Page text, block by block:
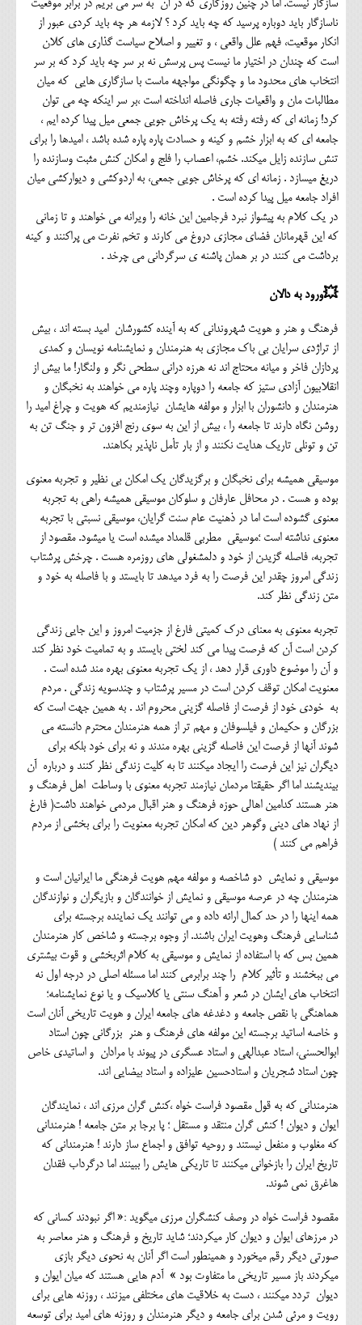
سازگار نیست. اما در چنین روزگاری که در آن به سر می بریم در برابر موقعیت
ناسازگار باید دوباره پرسید که چه باید کرد ؟ لازمه هر چه باید کردی عبور از
انکار موقعیت، فهم علل واقعی ، و تغییر و اصلاح سیاست گذاری های کلان
است که چندان در اختیار ما نیست پس پرسش نه بر سر چه باید کرد که بر سر
انتخاب های محدود ما و چگونگی مواجهه ماست با سازگاری هایی که میان
مطالبات مان و واقعیات جاری فاصله انداخته است ،بر سر اینکه چه می توان
کرد! زمانه ای که رفته رفته به یک پرخاش جویی جمعی میل پیدا کرده ایم ،
جامعه ای که به ابزار خشم و کینه و حسادت پاره پاره شده باشد ، امیدها را برای
تنش سازنده زایل میکند. خشم، اعصاب را فلج و امکان کنش مثبت وسازنده را
دریغ میسازد . زمانه ای که پرخاش جویی جمعی، به اردوکشی و دیوارکشی میان
افراد جامعه میل پیدا کرده است .
در یک کلام به پیشواز نبرد فرجامین این خانه را ویرانه می خواهند و تا زمانی
که این قهرمانان فضای مجازی دروغ می کارند و تخم نفرت می پراکنند و کینه
برداشت می کنند در بر همان پاشنه ی سرگردانی می چرخد .
💥ورود به دالان
فرهنگ و هنر و هویت شهروندانی که به آینده کشورشان امید بسته اند ، بیش
از تراژدی سرایان بی باک مجازی به هنرمندان و نمایشنامه نویسان و کمدی
پردازان فاخر و میانه محتاج اند نه هرزه درانی سطحی نگر و ولنگار! ما بیش از
انقلابیون آزادی ستیز که جامعه را دوپاره وچند پاره می خواهند به نخبگان و
هنرمندان و دانشوران با ابزار و مولفه هایشان نیازمندیم که هویت و چراغ امید را
روشن نگاه دارند تا جامعه را ، بیش از این به سوی رنج افزون تر و جنگ تن به
تن و تونلی تاریک هدایت نکنند و از بار تأمل ناپذیر بکاهند.
موسیقی همیشه برای نخبگان و برگزیدگان یک امکان بی نظیر و تجربه معنوی
بوده و هست . در محافل عارفان و سلوکان موسیقی همیشه راهی به تجربه
معنوی گشوده است اما در ذهنیت عام سنت گرایان، موسیقی نسبتی با تجربه
معنوی نداشته است ؛موسیقی مطربی قلمداد میشده است یا میشود. مقصود از
تجربه، فاصله گزیدن از خود و دلمشغولی های روزمره هست . چرخش پرشتاب
زندگی امروز چقدر این فرصت را به فرد میدهد تا بایستد و با فاصله به خود و
متن زندگی نظر کند.
تجربه معنوی به معنای درک کمیتی فارغ از جزمیت امروز و این جایی زندگی
کردن است آن که فرصت پیدا می کند لختی بایستد و به تمامیت خود نظر کند
و آن را موضوع داوری قرار دهد ، از یک تجربه معنوی بهره مند شده است .
معنویت امکان توقف کردن است در مسیر پرشتاب و چندسویه زندگی . مردم
به خودی خود از فرصت از فاصله گزینی محروم اند . به همین جهت است که
بزرگان و حکیمان و فیلسوفان و مهم تر از همه هنرمندان محترم دانسته می
شوند آنها از فرصت این فاصله گزینی بهره مندند و نه برای خود بلکه برای
دیگران نیز این فرصت را ایجاد میکنند تا به کلیت زندگی نظر کنند و درباره آن
بیندیشند اما اگر حقیقتا مردمان نیازمند تجربه معنوی با وساطت اهل فرهنگ و
هنر هستند کدامین اهالی حوزه فرهنگ و هنر اقبال مردمی خواهند داشت( فارغ
از نهاد های دینی وگوهر دین که امکان تجربه معنویت را برای بخشی از مردم
فراهم می کنند )
موسیقی و نمایش دو شاخصه و مولفه مهم هویت فرهنگی ما ایرانیان است و
هنرمندان چه در عرصه موسیقی و نمایش از خوانندگان و بازیگران و نوازندگان
همه اینها را در حد کمال ارائه داده و می توانند یک نماینده برجسته برای
شناسایی فرهنگ وهویت ایران باشند. از وجوه برجسته و شاخص کار هنرمندان
همین بس که با استفاده از نمایش و موسیقی به کلام اثربخشی و قوت بیشتری
می ببخشند و تأثیر کلام را چند برابرمی کنند اما مسئله اصلی در درجه اول نه
انتخاب های ایشان در شعر و آهنگ سنتی یا کلاسیک و یا نوع نمایشنامه؛
هماهنگی با نقص جامعه و دغدغه های جامعه ایران و هویت تاریخی آنان است
و خاصه اساتید برجسته این مولفه های فرهنگ و هنر بزرگانی چون استاد
ابوالحسنی، استاد عبدالهی و استاد عسگری در پیوند با مرادان و اساتیدی خاص
چون استاد شجریان و استادحسین علیزاده و استاد بیضایی اند.
هنرمندانی که به قول مقصود فراست خواه ،کنش گران مرزی اند ، نمایندگان
ایوان و دیوان ! کنش گران منتقد و مستقل ؛ پا برجا بر متن جامعه ! هنرمندانی
که مغلوب و منفعل نیستند و روحیه توافق و اجماع ساز دارند ! هنرمندانی که
تاریخ ایران را بازخوانی میکنند تا تاریکی هایش را ببینند اما درگرداب فقدان
هاغرق نمی شوند.
مقصود فراست خواه در وصف کنشگران مرزی میگوید :« اگر نبودند کسانی که
در مرزهای ایوان و دیوان کار میکردند؛ شاید تاریخ و فرهنگ و هنر معاصر به
صورتی دیگر رقم میخورد و همینطور است اگر آنان به نحوی دیگر بازی
میکردند باز مسیر تاریخی ما متفاوت بود » آدم هایی هستند که میان ایوان و
دیوان تردد میکنند ، دست به خلاقیت های مختلفی میزنند ، روزنه هایی برای
رویت و مرئی شدن برای جامعه و دیگر هنرمندان و روزنه های امید برای توسعه